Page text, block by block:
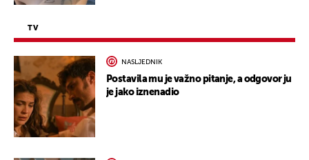
TV
NASLJEDNIK
Postavila mu je važno pitanje, a odgovor ju
je jako iznenadio